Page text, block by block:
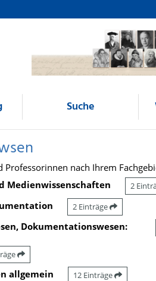
Suche
nach Ihrem
Medienwissenschaften
2
2 Einträge
Dokumentationswesen:
allgemein 12 Einträge